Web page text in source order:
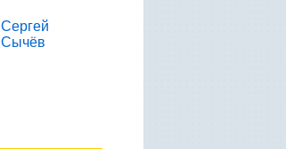
Сергей
Сычёв